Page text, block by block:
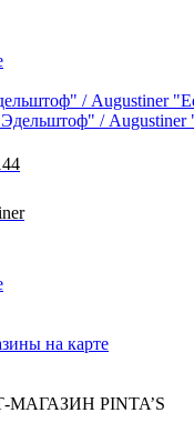
/ Augustiner
на карте
PINTA’S